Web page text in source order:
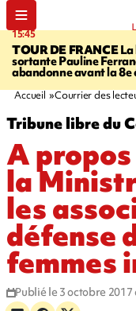
15:45
TOUR DE FRANCELa
sortante Pauline
abandonne avant la 8e
Accueil Courrier des
Tribune libre du
A
la
les
défense
femmes
Publié le 3 octobre 2017